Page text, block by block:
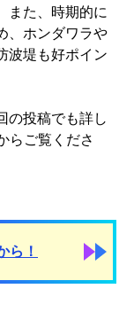
また、時期的に
、ホンダワラや
波堤も好ポイン
の投稿でも詳し
らご覧くださ
ら！